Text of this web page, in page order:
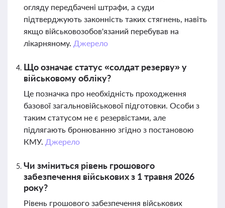
огляду передбачені штрафи, а суди
підтверджують законність таких стягнень, навіть
якщо військовозобов'язаний перебував на
лікарняному. Джерело
Що означає статус «солдат резерву» у
військовому обліку?
Це позначка про необхідність проходження
базової загальновійськової підготовки. Особи з
таким статусом не є резервістами, але
підлягають бронюванню згідно з постановою
КМУ. Джерело
Чи зміниться рівень грошового
забезпечення військових з 1 травня 2026
року?
Рівень грошового забезпечення військових